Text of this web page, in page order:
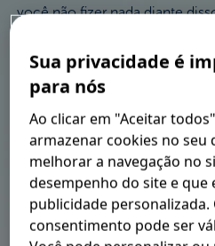
você não fizer nada diante
importantepraticar atividade
fortalecimento muscular
.
preservar seus músculos em
2. Corpo
menos risco
O fortalecimento da
Sua privacidade é
para nós
Ao clicar em "Aceitar
armazenar cookies no seu
melhorar a navegação no
desempenho do site e que
publicidade personalizada.
consentimento pode ser